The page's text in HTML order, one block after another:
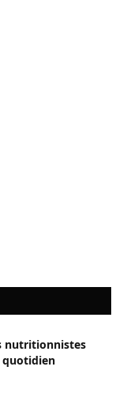
nutritionnistes